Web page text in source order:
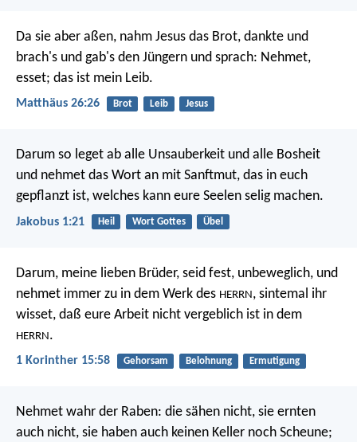
Da sie aber aßen, nahm Jesus das Brot, dankte und
brach's und gab's den Jüngern und sprach: Nehmet,
esset; das ist mein Leib.
Matthäus 26:26 Brot Leib Jesus
Darum so leget ab alle Unsauberkeit und alle Bosheit
und nehmet das Wort an mit Sanftmut, das in euch
gepflanzt ist, welches kann eure Seelen selig machen.
Jakobus 1:21 Heil Wort Gottes Übel
Darum, meine lieben Brüder, seid fest, unbeweglich, und
nehmet immer zu in dem Werk des HERRN , sintemal ihr
wisset, daß eure Arbeit nicht vergeblich ist in dem
HERRN .
1 Korinther 15:58 Gehorsam Belohnung Ermutigung
Nehmet wahr der Raben: die sähen nicht, sie ernten
auch nicht, sie haben auch keinen Keller noch Scheune;